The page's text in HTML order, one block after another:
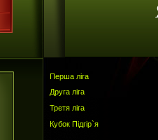
Перша ліга
Друга ліга
Третя ліга
Кубок Підгір`я